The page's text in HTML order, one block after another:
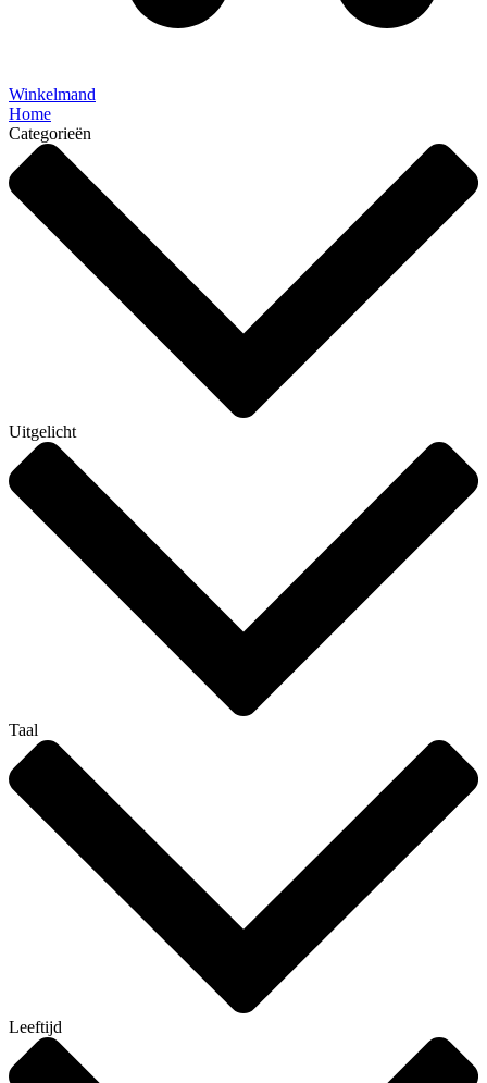
Winkelmand
Home
Categorieën
Uitgelicht
Taal
Leeftijd